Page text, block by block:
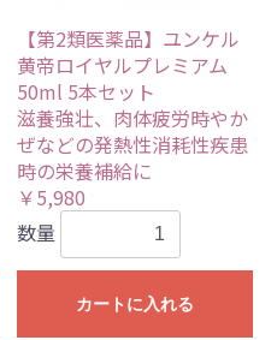
【第2類医薬品】ユンケル
黄帝ロイヤルプレミアム
50ml 5本セット
滋養強壮、肉体疲労時やか
ぜなどの発熱性消耗性疾患
時の栄養補給に
￥5,980
数量
カートに入れる